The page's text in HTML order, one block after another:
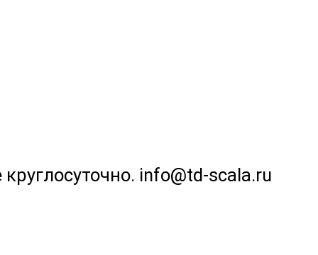
info@td-scala.ru